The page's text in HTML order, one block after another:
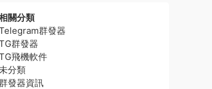
關分類
群發器
群發器
飛機軟件
分類
發器資訊